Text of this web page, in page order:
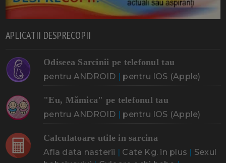
APLICATII DESPRECOPII
Odiseea Sarcinii pe telefonul tau
pentru ANDROID pentru IOS (Apple)
"Eu, Mămica" pe telefonul tau
pentru ANDROID pentru IOS (Apple)
Calculatoare utile in sarcina
Afla data nasterii Cate Kg. in plus
Sexul